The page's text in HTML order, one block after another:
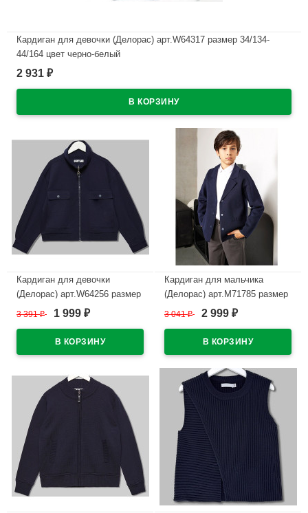
Кардиган для девочки (Делорас) арт.W64317 размер 34/134-
44/164 цвет черно-белый
В наличии
2 931 ₽
Кардиган для девочки
(Делорас) арт.W64256 размер
40/152-44/164 цвет синий
3 391₽ 1 999 ₽
Кардиган для мальчика
(Делорас) арт.M71785 размер
34/134-44/164 цвет синий
3 041₽ 2 999 ₽